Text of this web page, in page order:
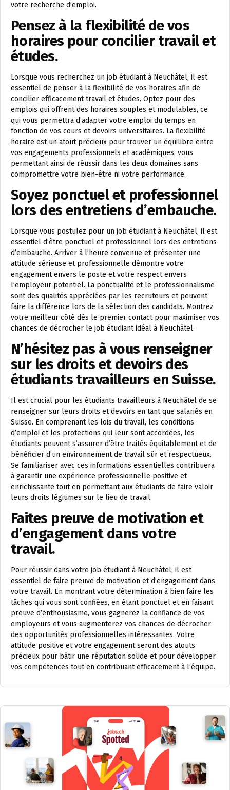
votre recherche d’emploi.
Pensez à la flexibilité de vos
horaires pour concilier travail et
études.
Lorsque vous recherchez un job étudiant à Neuchâtel, il est
essentiel de penser à la flexibilité de vos horaires afin de
concilier efficacement travail et études. Optez pour des
emplois qui offrent des horaires souples et modulables, ce
qui vous permettra d’adapter votre emploi du temps en
fonction de vos cours et devoirs universitaires. La flexibilité
horaire est un atout précieux pour trouver un équilibre entre
vos engagements professionnels et académiques, vous
permettant ainsi de réussir dans les deux domaines sans
compromettre votre bien-être ni votre performance.
Soyez ponctuel et professionnel
lors des entretiens d’embauche.
Lorsque vous postulez pour un job étudiant à Neuchâtel, il est
essentiel d’être ponctuel et professionnel lors des entretiens
d’embauche. Arriver à l’heure convenue et présenter une
attitude sérieuse et professionnelle démontre votre
engagement envers le poste et votre respect envers
l’employeur potentiel. La ponctualité et le professionnalisme
sont des qualités appréciées par les recruteurs et peuvent
faire la différence lors de la sélection des candidats. Montrez
votre meilleur côté dès le premier contact pour maximiser vos
chances de décrocher le job étudiant idéal à Neuchâtel.
N’hésitez pas à vous renseigner
sur les droits et devoirs des
étudiants travailleurs en Suisse.
Il est crucial pour les étudiants travailleurs à Neuchâtel de se
renseigner sur leurs droits et devoirs en tant que salariés en
Suisse. En comprenant les lois du travail, les conditions
d’emploi et les protections qui leur sont accordées, les
étudiants peuvent s’assurer d’être traités équitablement et de
bénéficier d’un environnement de travail sûr et respectueux.
Se familiariser avec ces informations essentielles contribuera
à garantir une expérience professionnelle positive et
enrichissante tout en permettant aux étudiants de faire valoir
leurs droits légitimes sur le lieu de travail.
Faites preuve de motivation et
d’engagement dans votre
travail.
Pour réussir dans votre job étudiant à Neuchâtel, il est
essentiel de faire preuve de motivation et d’engagement dans
votre travail. En montrant votre détermination à bien faire les
tâches qui vous sont confiées, en étant ponctuel et en faisant
preuve d’enthousiasme, vous gagnerez la confiance de vos
employeurs et vous augmenterez vos chances de décrocher
des opportunités professionnelles intéressantes. Votre
attitude positive et votre engagement seront des atouts
précieux pour bâtir une réputation solide et pour développer
vos compétences tout en contribuant efficacement à l’équipe.